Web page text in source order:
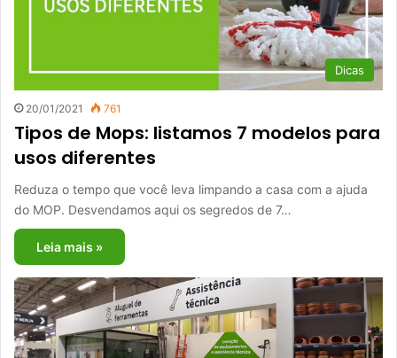
Dicas
20/01/2021 761
Tipos de Mops: listamos 7 modelos para
usos diferentes
Reduza o tempo que você leva limpando a casa com a ajuda
do MOP. Desvendamos aqui os segredos de 7…
Leia mais »